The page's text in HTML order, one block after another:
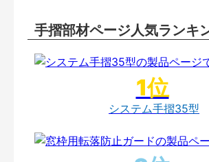
手摺部材ページ人気ランキ
システム手摺35型